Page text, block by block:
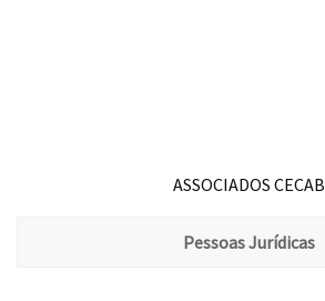
ASSOCIADOS CECAB
Pessoas Jurídicas